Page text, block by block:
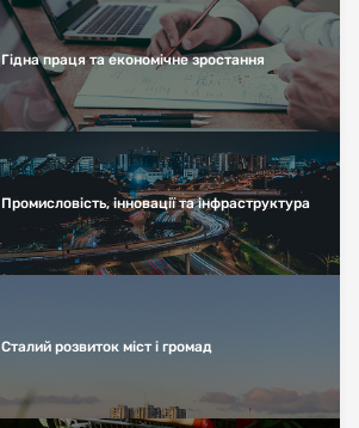
Гідна праця та економічне зростання
Промисловість, інновації та інфраструктура
Сталий розвиток міст і громад